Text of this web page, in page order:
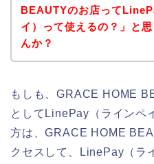
BEAUTYのお店って
イ）って使えるの？」と
んか？
もしも、GRACE HOME
としてLinePay（ラインペ
方は、GRACE HOME
クセスして、LinePay（ラ